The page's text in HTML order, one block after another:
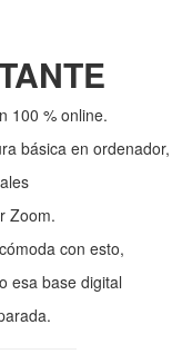
100 % online.
básica en ordenador,
Zoom.
con esto,
esa base digital